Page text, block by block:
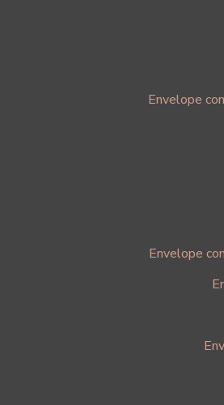
Envelope
Envelope